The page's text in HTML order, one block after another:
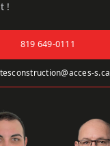
!
819 649-0111
s.ca